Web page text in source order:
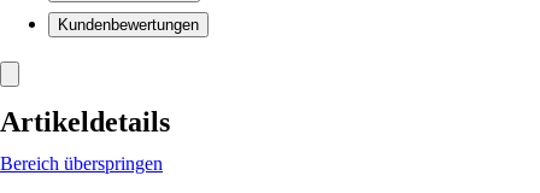
Kundenbewertungen
Artikeldetails
Bereich überspringen